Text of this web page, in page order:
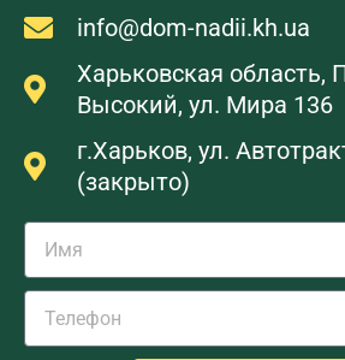
info@dom-nadii.kh.ua
Харьковская область,
Высокий, ул. Мира 136
г.Харьков, ул.
(закрыто)